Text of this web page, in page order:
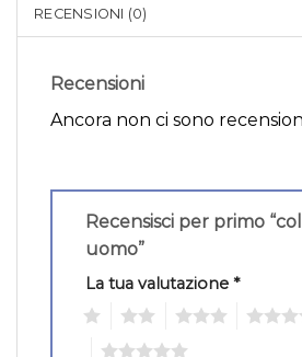
RECENSIONI (0)
Recensioni
Ancora non ci sono
Recensisci per primo
uomo”
La tua valutazione *